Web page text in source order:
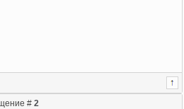
# 2